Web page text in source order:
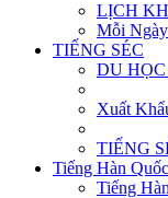
LỊCH
Mỗi
TIẾNG SÉC
DU HỌC
Xuất
TIẾNG
Tiếng Hàn Quốc
Tiếng